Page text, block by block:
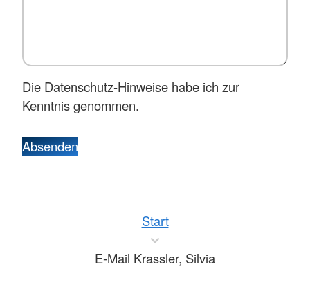
Die Datenschutz-Hinweise habe ich zur
Kenntnis genommen.
Absenden
Start
E-Mail Krassler, Silvia